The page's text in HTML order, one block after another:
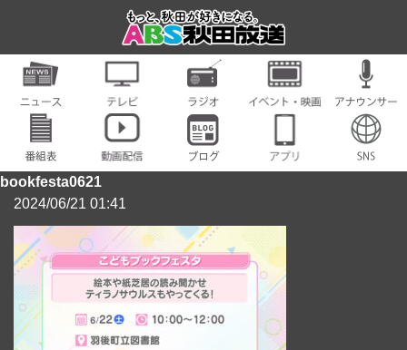
bookfesta0621
2024/06/21 01:41